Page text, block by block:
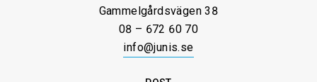
Gammelgårdsvägen 38
08 – 672 60 70
info@junis.se